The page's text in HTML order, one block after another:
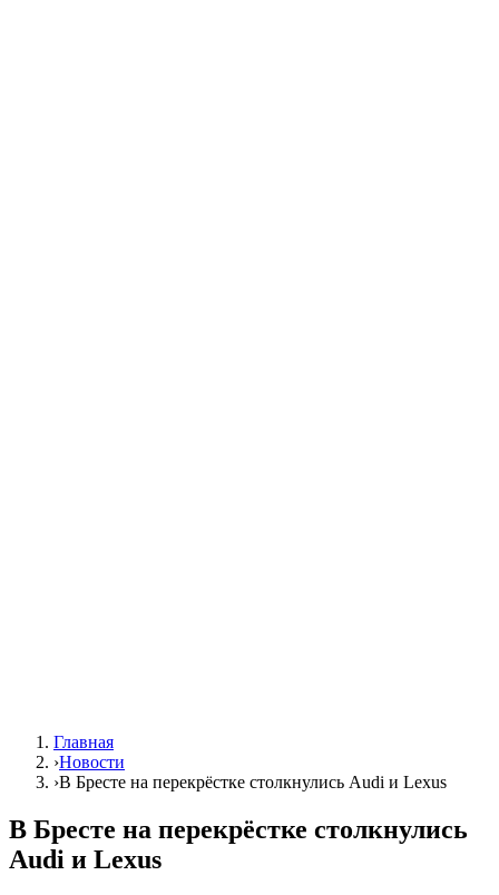
Главная
›Новости
›В Бресте на перекрёстке столкнулись Audi и Lexus
В Бресте на перекрёстке столкнулись
Audi и Lexus